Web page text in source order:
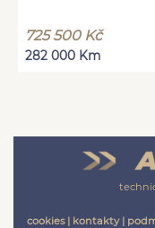
725 500 Kč
282 000 Km
cookies| kontakty|